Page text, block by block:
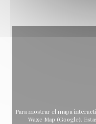
Para mostrar el mapa
Waze Map (Google).